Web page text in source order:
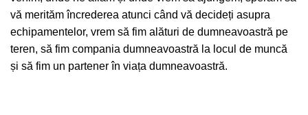
vă merităm încrederea atunci când vă decideți asupra
echipamentelor, vrem să fim alături de dumneavoastră pe
teren, să fim compania dumneavoastră la locul de muncă
și să fim un partener în viața dumneavoastră.